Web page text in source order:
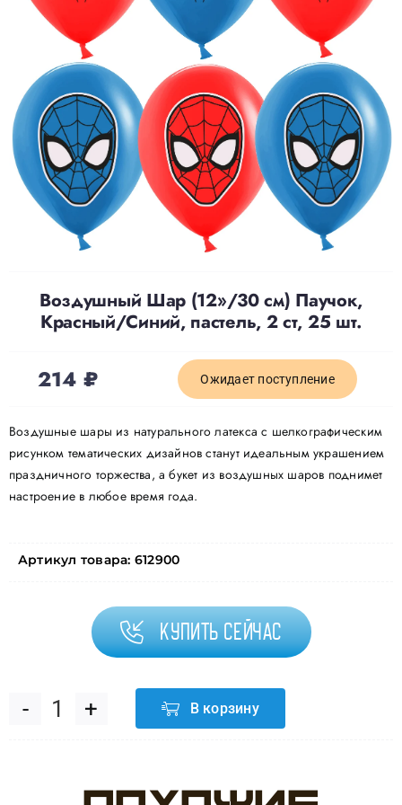
Доставка
О нас
Отзывы
Контакты
Воздушный Шар (12»/30 см) Паучок,
Красный/Синий, пастель, 2 ст, 25 шт.
214₽ Ожидает поступление
Воздушные шары из натурального латекса с шелкографическим
рисунком тематических дизайнов станут идеальным украшением
праздничного торжества, а букет из воздушных шаров поднимет
настроение в любое время года.
Артикул товара: 612900
Купить сейчас
Количество
В корзину